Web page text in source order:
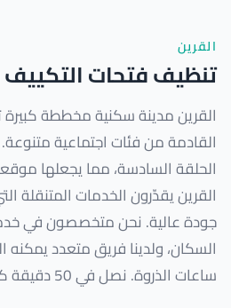
القرين
تنظيف فتحات
القرين مدينة سكنية مخططة كبيرة
القادمة من فئات اجتماعية
الحلقة السادسة، مما يجعلها
القرين يقدّرون الخدمات المتنقلة
جودة عالية. نحن متخصصون في
السكان، ولدينا فريق متعدد
ساعات الذروة. نصل في 50 دقيقة كحد أقصى.